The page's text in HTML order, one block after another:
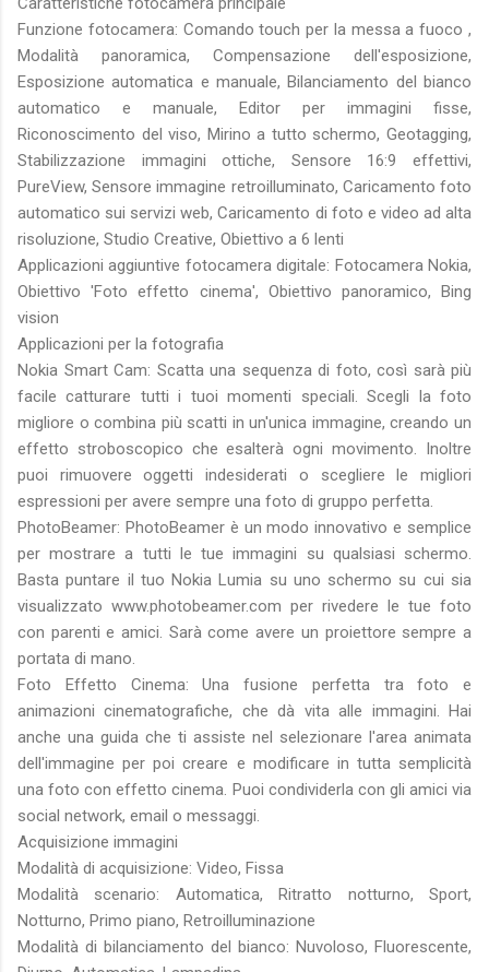
Funzione fotocamera: Comando touch per la messa a fuoco ,
Modalità panoramica, Compensazione dell'esposizione,
Esposizione automatica e manuale, Bilanciamento del bianco
automatico e manuale, Editor per immagini fisse,
Riconoscimento del viso, Mirino a tutto schermo, Geotagging,
Stabilizzazione immagini ottiche, Sensore 16:9 effettivi,
PureView, Sensore immagine retroilluminato, Caricamento foto
automatico sui servizi web, Caricamento di foto e video ad alta
risoluzione, Studio Creative, Obiettivo a 6 lenti
Applicazioni aggiuntive fotocamera digitale: Fotocamera Nokia,
Obiettivo 'Foto effetto cinema', Obiettivo panoramico, Bing
vision
Applicazioni per la fotografia
Nokia Smart Cam: Scatta una sequenza di foto, così sarà più
facile catturare tutti i tuoi momenti speciali. Scegli la foto
migliore o combina più scatti in un'unica immagine, creando un
effetto stroboscopico che esalterà ogni movimento. Inoltre
puoi rimuovere oggetti indesiderati o scegliere le migliori
espressioni per avere sempre una foto di gruppo perfetta.
PhotoBeamer: PhotoBeamer è un modo innovativo e semplice
per mostrare a tutti le tue immagini su qualsiasi schermo.
Basta puntare il tuo Nokia Lumia su uno schermo su cui sia
visualizzato www.photobeamer.com per rivedere le tue foto
con parenti e amici. Sarà come avere un proiettore sempre a
portata di mano.
Foto Effetto Cinema: Una fusione perfetta tra foto e
animazioni cinematografiche, che dà vita alle immagini. Hai
anche una guida che ti assiste nel selezionare l'area animata
dell'immagine per poi creare e modificare in tutta semplicità
una foto con effetto cinema. Puoi condividerla con gli amici via
social network, email o messaggi.
Acquisizione immagini
Modalità di acquisizione: Video, Fissa
Modalità scenario: Automatica, Ritratto notturno, Sport,
Notturno, Primo piano, Retroilluminazione
Modalità di bilanciamento del bianco: Nuvoloso, Fluorescente,